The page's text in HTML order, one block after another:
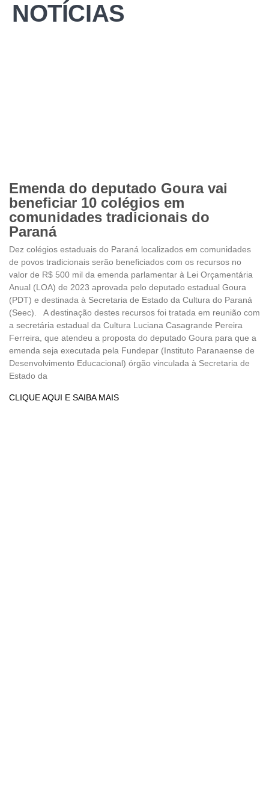
NOTÍCIAS
Emenda do deputado Goura vai
beneficiar 10 colégios em
comunidades tradicionais do
Paraná
Dez colégios estaduais do Paraná localizados em comunidades
de povos tradicionais serão beneficiados com os recursos no
valor de R$ 500 mil da emenda parlamentar à Lei Orçamentária
Anual (LOA) de 2023 aprovada pelo deputado estadual Goura
(PDT) e destinada à Secretaria de Estado da Cultura do Paraná
(Seec). A destinação destes recursos foi tratada em reunião com
a secretária estadual da Cultura Luciana Casagrande Pereira
Ferreira, que atendeu a proposta do deputado Goura para que a
emenda seja executada pela Fundepar (Instituto Paranaense de
Desenvolvimento Educacional) órgão vinculada à Secretaria de
Estado da
CLIQUE AQUI E SAIBA MAIS